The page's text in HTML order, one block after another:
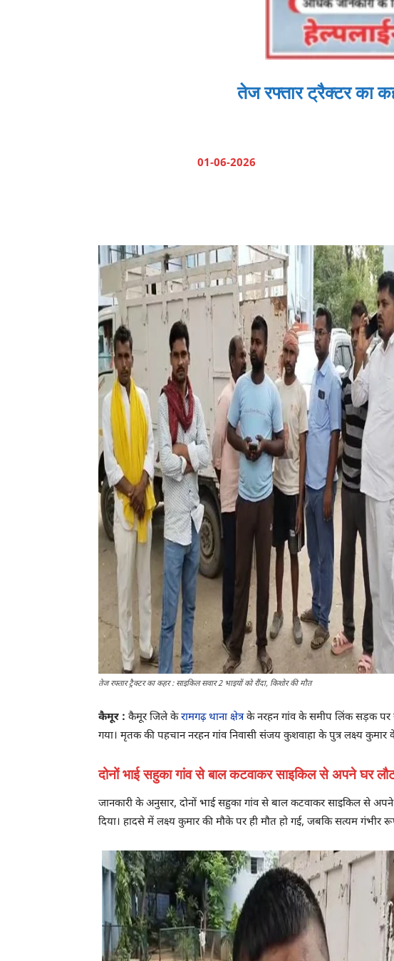
तेज रफ्तार ट्रैक्टर का
01-06-2026
तेज रफ्तार ट्रैक्टर का कहर : साइकिल सवार 2 भाइयों को रौंदा, किशोर की मौत
कैमूर : कैमूर जिले केरामगढ़ थाना क्षेत्रके नरहन गांव के समीप लिंक सड़क पर
गया। मृतक की पहचान नरहन गांव निवासी संजय कुशवाहा के पुत्र लक्ष्य
दोनों भाई सहुका गांव से बाल कटवाकर साइकिल से अपने घर
जानकारी के अनुसार, दोनों भाई सहुका गांव से बाल कटवाकर साइकिल से
दिया। हादसे में लक्ष्य कुमार की मौके पर ही मौत हो गई, जबकि सत्यम गंभीर